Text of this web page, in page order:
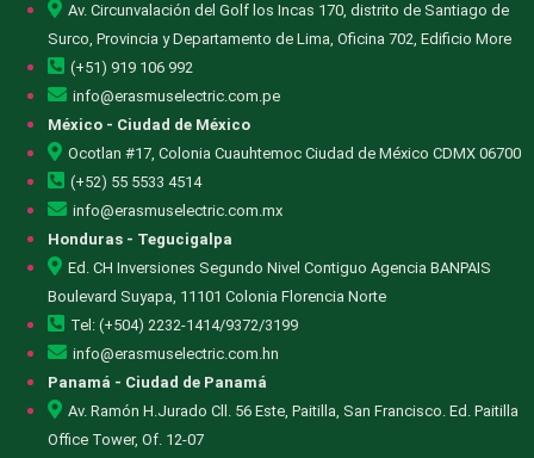
Av. Circunvalación del Golf los Incas 170, distrito de Santiago de
Surco, Provincia y Departamento de Lima, Oficina 702, Edificio More
(+51) 919 106 992
info@erasmuselectric.com.pe
México - Ciudad de México
Ocotlan #17, Colonia Cuauhtemoc Ciudad de México CDMX 06700
(+52) 55 5533 4514
info@erasmuselectric.com.mx
Honduras - Tegucigalpa
Ed. CH Inversiones Segundo Nivel Contiguo Agencia BANPAIS
Boulevard Suyapa, 11101 Colonia Florencia Norte
Tel: (+504) 2232-1414/9372/3199
info@erasmuselectric.com.hn
Panamá - Ciudad de Panamá
Av. Ramón H.Jurado Cll. 56 Este, Paitilla, San Francisco. Ed. Paitilla
Office Tower, Of. 12-07